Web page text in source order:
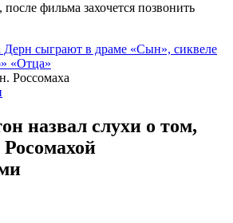
фильма захочется позвонить
сыграют в драме «Сын», сиквеле
«Отца»
назвал слухи о том,
Росомахой